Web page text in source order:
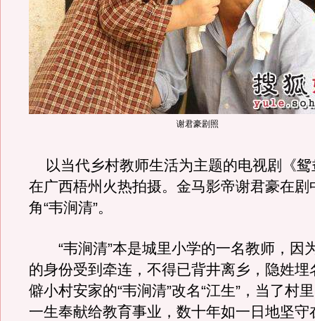
谢君豪剧照
以当代乡村教师生活为主题的电视剧《鸳
在广西梧州火热拍摄。金马影帝谢君豪在剧
角“韦涧清”。
“韦涧清”本是城里小学的一名教师，因
的身份受到牵连，不得已背井离乡，隐姓埋
僻小村安家的“韦涧清”改名“江生”，当了村
一生奉献给教育事业，数十年如一日地坚守